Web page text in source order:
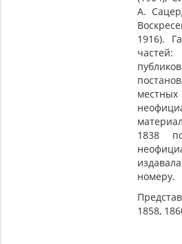
А.
1916).
1838
номеру.
1858,